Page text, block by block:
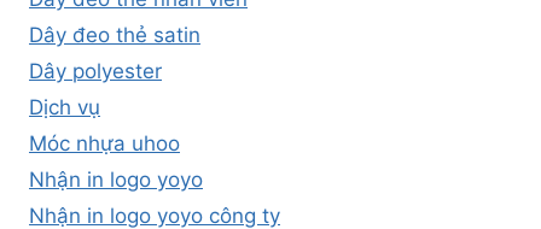
Dây đeo thẻ satin
Dây polyester
Dịch vụ
Móc nhựa uhoo
Nhận in logo yoyo
Nhận in logo yoyo công ty